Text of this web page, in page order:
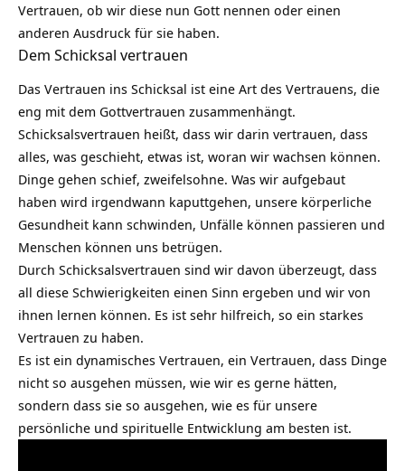
Vertrauen, ob wir diese nun Gott nennen oder einen
anderen Ausdruck für sie haben.
Dem Schicksal vertrauen
Das Vertrauen ins Schicksal ist eine Art des Vertrauens, die
eng mit dem Gottvertrauen zusammenhängt.
Schicksalsvertrauen heißt, dass wir darin vertrauen, dass
alles, was geschieht, etwas ist, woran wir wachsen können.
Dinge gehen schief, zweifelsohne. Was wir aufgebaut
haben wird irgendwann kaputtgehen, unsere körperliche
Gesundheit kann schwinden, Unfälle können passieren und
Menschen können uns betrügen.
Durch Schicksalsvertrauen sind wir davon überzeugt, dass
all diese Schwierigkeiten einen Sinn ergeben und wir von
ihnen lernen können. Es ist sehr hilfreich, so ein starkes
Vertrauen zu haben.
Es ist ein dynamisches Vertrauen, ein Vertrauen, dass Dinge
nicht so ausgehen müssen, wie wir es gerne hätten,
sondern dass sie so ausgehen, wie es für unsere
persönliche und spirituelle Entwicklung am besten ist.